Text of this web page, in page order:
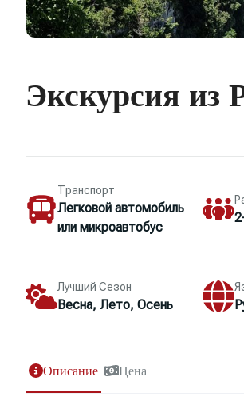
Экскурсия
Транспорт
Легковой автомобиль
или микроавтобус
Лучший Сезон
Весна, Лето, Осень
Описание Цена